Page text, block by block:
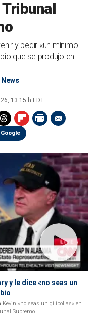
y pedir «un mínimo
que se produjo en
News
13:15 h EDT
y le dice «no seas un
«no seas un gilipollas» en
Supremo.